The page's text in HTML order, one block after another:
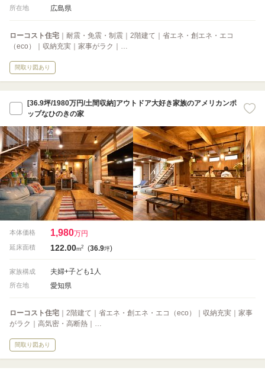
所在地 広島県
ローコスト住宅 ｜耐震・免震・制震｜2階建て｜省エネ・創エネ・エコ
（eco）｜収納充実｜家事がラク｜…
間取り図あり
[36.9坪/1980万円/土間収納]アウトドア大好き家族のアメリカンポ
ップなひのきの家
本体価格 1,980万円
延床面積 122.00m2 (36.9坪)
家族構成 夫婦+子ども1人
所在地 愛知県
ローコスト住宅 ｜2階建て｜省エネ・創エネ・エコ（eco）｜収納充実｜家事
がラク｜高気密・高断熱｜…
間取り図あり